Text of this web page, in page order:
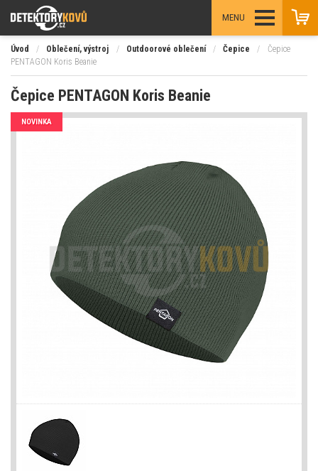
MENU
Úvod / Oblečení, výstroj / Outdoorové oblečení / Čepice /
Čepice
PENTAGON Koris Beanie
Čepice PENTAGON Koris Beanie
NOVINKA